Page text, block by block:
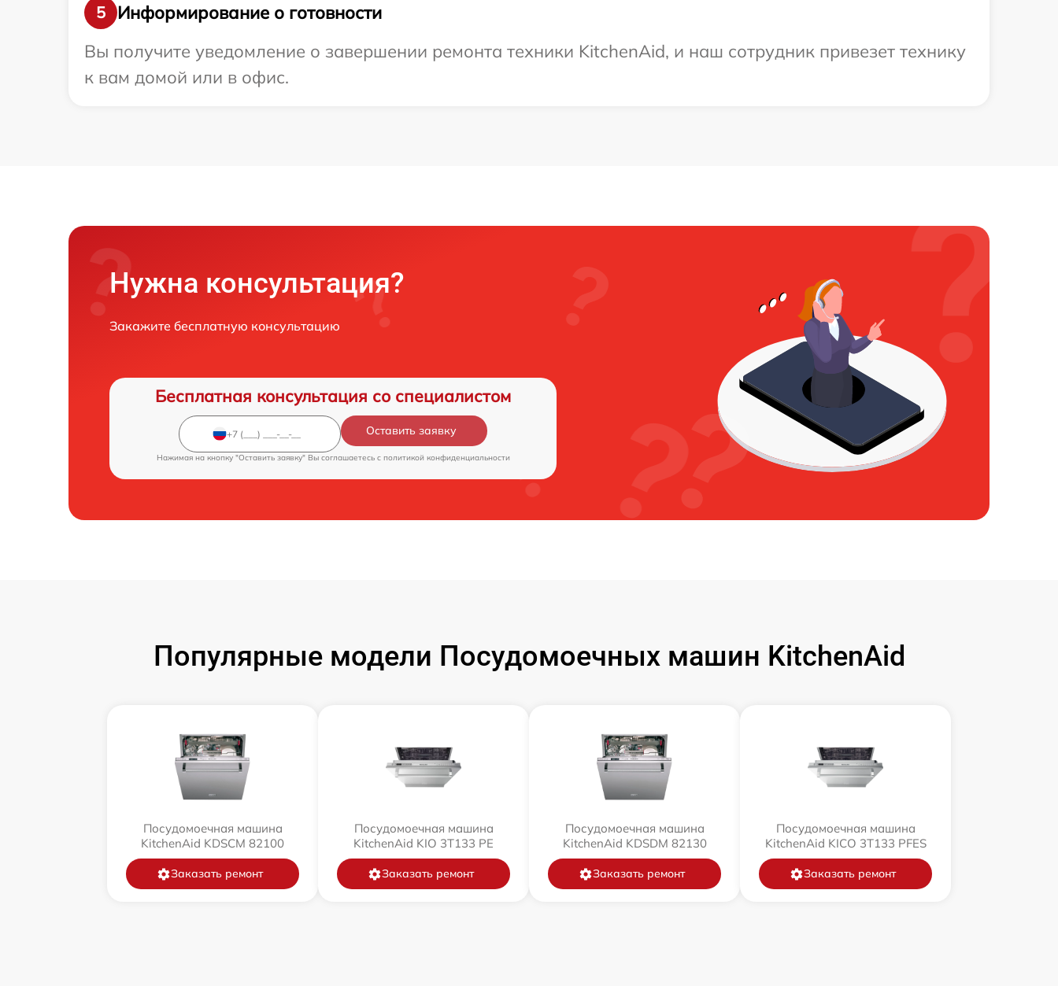
5
Информирование о готовности
Вы получите уведомление о завершении ремонта техники KitchenAid, и наш сотрудник привезет технику
к вам домой или в офис.
Нужна консультация?
Закажите бесплатную консультацию
Бесплатная консультация со специалистом
Оставить заявку
Нажимая на кнопку "Оставить заявку" Вы соглашаетесь c политикой конфиденциальности
Популярные модели Посудомоечных машин KitchenAid
Посудомоечная машина
KitchenAid KDSCM 82100
Заказать ремонт
Посудомоечная машина
KitchenAid KIO 3T133 PE
Заказать ремонт
Посудомоечная машина
KitchenAid KDSDM 82130
Заказать ремонт
Посудомоечная машина
KitchenAid KICO 3T133 PFES
Заказать ремонт